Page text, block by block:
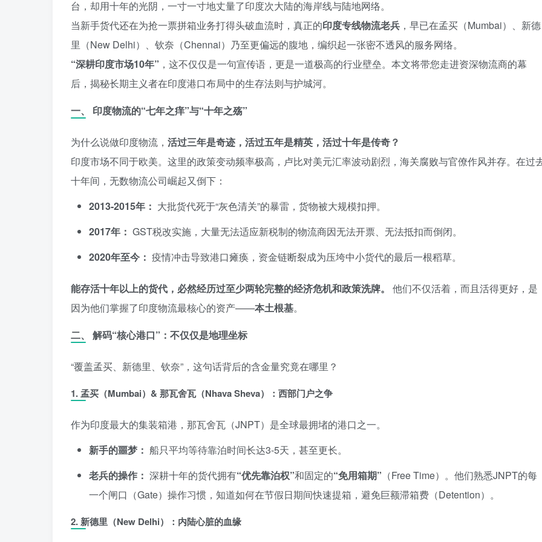
台，却用十年的光阴，一寸一寸地丈量了印度次大陆的海岸线与陆地网络。
当新手货代还在为抢一票拼箱业务打得头破血流时，真正的印度专线物流老兵 ，早已在孟买（Mumbai）、新德
里（New Delhi）、钦奈（Chennai）乃至更偏远的腹地，编织起一张密不透风的服务网络。
“深耕印度市场10年” ，这不仅仅是一句宣传语，更是一道极高的行业壁垒。本文将带您走进资深物流商的幕
后，揭秘长期主义者在印度港口布局中的生存法则与护城河。
一、 印度物流的“七年之痒”与“十年之殇”
为什么说做印度物流， 活过三年是奇迹，活过五年是精英，活过十年是传奇？
印度市场不同于欧美。这里的政策变动频率极高，卢比对美元汇率波动剧烈，海关腐败与官僚作风并存。在过
十年间，无数物流公司崛起又倒下：
2013-2015年： 大批货代死于“灰色清关”的暴雷，货物被大规模扣押。
2017年： GST税改实施，大量无法适应新税制的物流商因无法开票、无法抵扣而倒闭。
2020年至今： 疫情冲击导致港口瘫痪，资金链断裂成为压垮中小货代的最后一根稻草。
能存活十年以上的货代，必然经历过至少两轮完整的经济危机和政策洗牌。
他们不仅活着，而且活得更好，是
因为他们掌握了印度物流最核心的资产——本土根基。
二、 解码“核心港口”：不仅仅是地理坐标
“覆盖孟买、新德里、钦奈”，这句话背后的含金量究竟在哪里？
1. 孟买（Mumbai）& 那瓦舍瓦（Nhava Sheva）：西部门户之争
作为印度最大的集装箱港，那瓦舍瓦（JNPT）是全球最拥堵的港口之一。
新手的噩梦： 船只平均等待靠泊时间长达3-5天，甚至更长。
老兵的操作： 深耕十年的货代拥有“优先靠泊权”和固定的“免用箱期” （Free Time）。他们熟悉JNPT的每
一个闸口（Gate）操作习惯，知道如何在节假日期间快速提箱，避免巨额滞箱费（Detention）。
2. 新德里（New Delhi）：内陆心脏的血缘